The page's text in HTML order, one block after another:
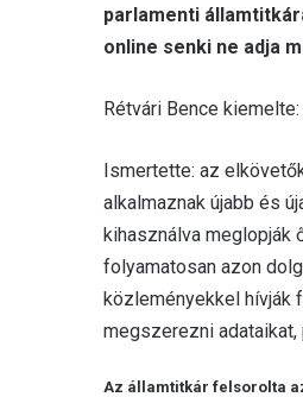
parlamenti
online senki ne adja
Rétvári Bence
Ismertette: az
alkalmaznak újabb és
kihasználva meglopják
folyamatosan azon
közleményekkel hívják
megszerezni adataikat,
Az államtitkár felsorolta